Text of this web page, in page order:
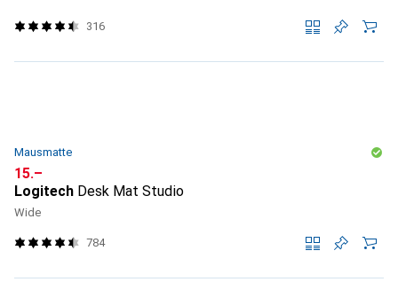
316
Mausmatte
CHF
15.–
Logitech Desk Mat Studio
Wide
784